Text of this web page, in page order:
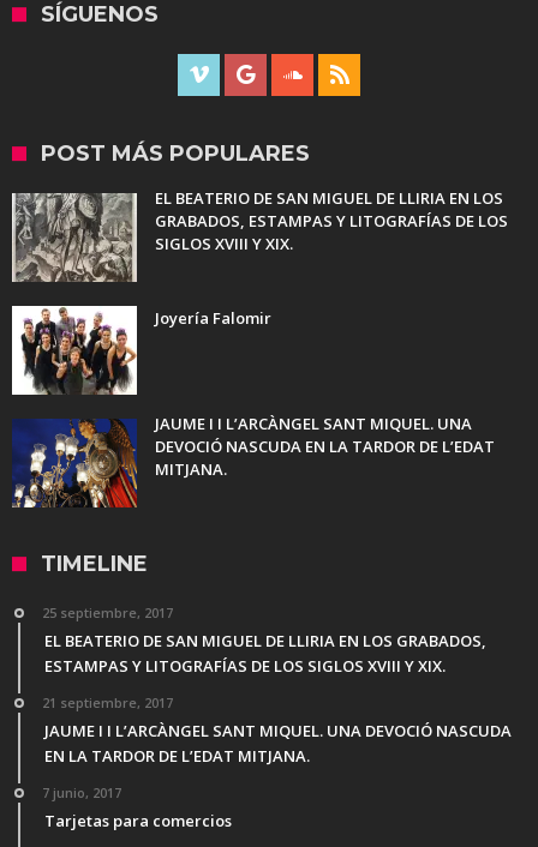
SÍGUENOS
POST MÁS POPULARES
EL BEATERIO DE SAN MIGUEL DE LLIRIA EN LOS
GRABADOS, ESTAMPAS Y LITOGRAFÍAS DE LOS
SIGLOS XVIII Y XIX.
Joyería Falomir
JAUME I I L’ARCÀNGEL SANT MIQUEL. UNA
DEVOCIÓ NASCUDA EN LA TARDOR DE L’EDAT
MITJANA.
TIMELINE
25 septiembre, 2017
EL BEATERIO DE SAN MIGUEL DE LLIRIA EN LOS GRABADOS,
ESTAMPAS Y LITOGRAFÍAS DE LOS SIGLOS XVIII Y XIX.
21 septiembre, 2017
JAUME I I L’ARCÀNGEL SANT MIQUEL. UNA DEVOCIÓ NASCUDA
EN LA TARDOR DE L’EDAT MITJANA.
7 junio, 2017
Tarjetas para comercios